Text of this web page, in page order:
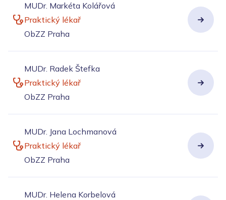
MUDr. Markéta Kolářová
Praktický lékař
ObZZ Praha
MUDr. Radek Štefka
Praktický lékař
ObZZ Praha
MUDr. Jana Lochmanová
Praktický lékař
ObZZ Praha
MUDr. Helena Korbelová